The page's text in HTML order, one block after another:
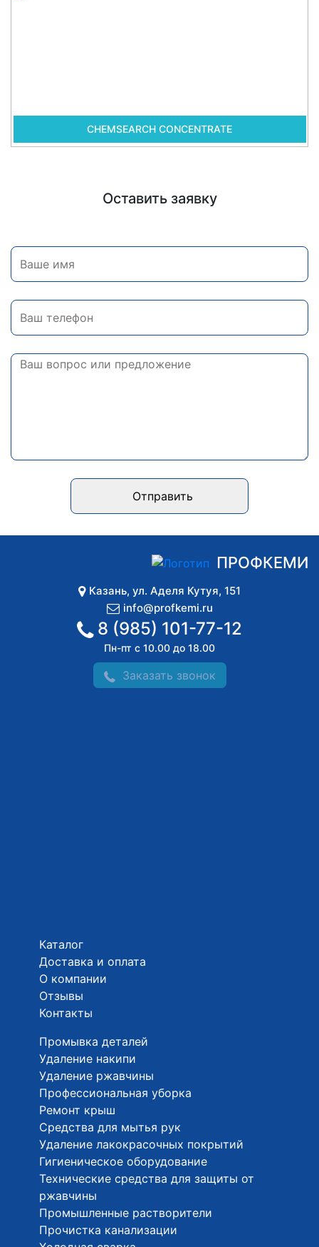
CHEMSEARCH CONCENTRATE
Оставить заявку
Отправить
ПРОФКЕМИ
Казань, ул. Аделя Кутуя, 151
info@profkemi.ru
8 (985) 101-77-12
Пн-пт с 10.00 до 18.00
Заказать звонок
Каталог
Доставка и оплата
О компании
Отзывы
Контакты
Промывка деталей
Удаление накипи
Удаление ржавчины
Профессиональная уборка
Ремонт крыш
Средства для мытья рук
Удаление лакокрасочных покрытий
Гигиеническое оборудование
Технические средства для защиты от
ржавчины
Промышленные растворители
Прочистка канализации